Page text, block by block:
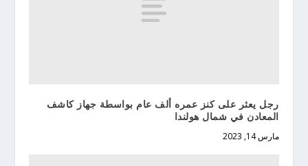
رجل يعثر على كنز عمره ألف عام بواسطة جهاز كاشف
المعادن في شمال هولندا
مارس 14, 2023